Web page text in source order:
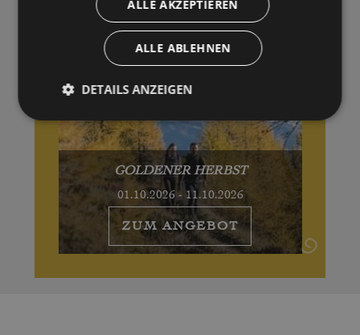
GOLDENER HERBST
01.10.2026 - 11.10.2026
ZUM ANGEBOT
ALLE AKZEPTIEREN
ALLE ABLEHNEN
DETAILS ANZEIGEN